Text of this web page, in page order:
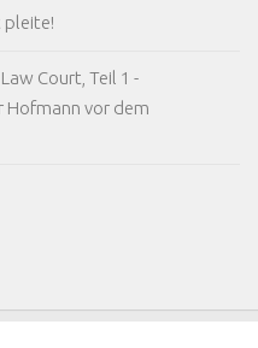
pleite!
Court, Teil 1 -
Hofmann vor dem